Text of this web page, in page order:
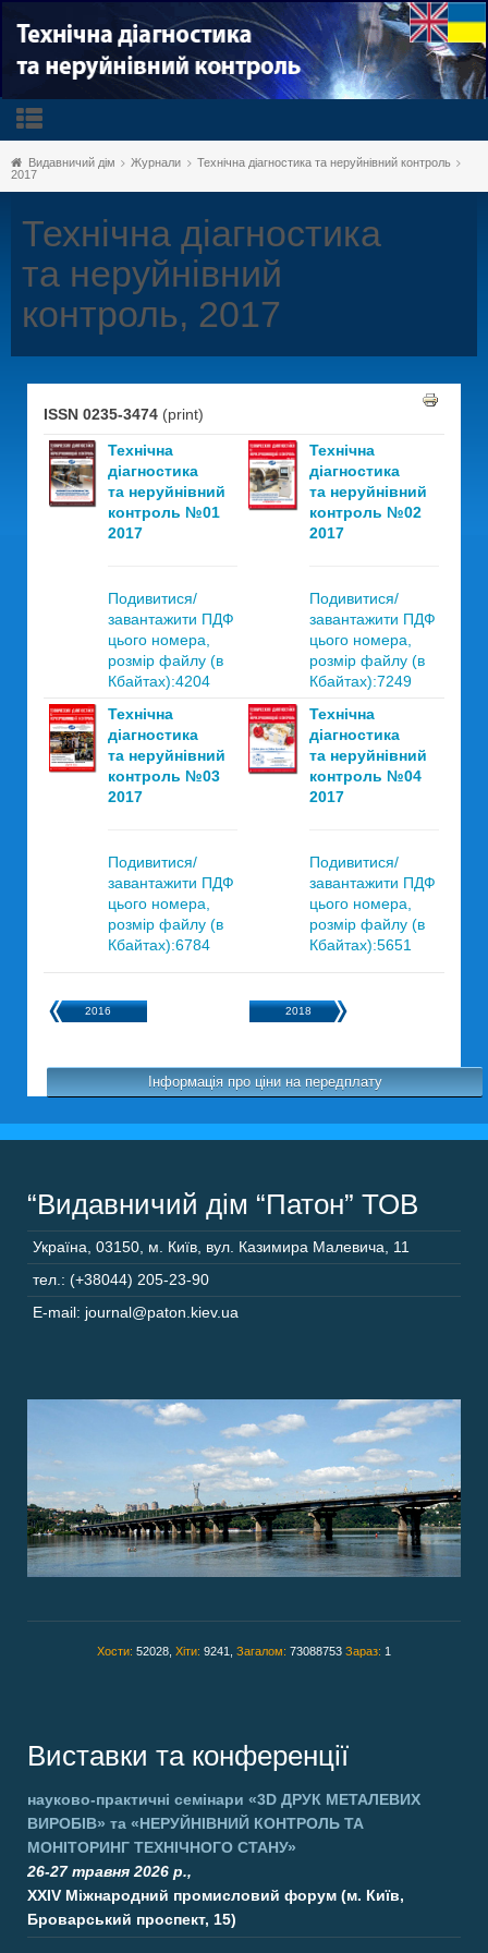
Видавничий дім Журнали
Технічна діагностика та неруйнівний контроль
2017
Технічна діагностика
та неруйнівний
контроль, 2017
ISSN 0235-3474 (print)
Технічна
діагностика
та неруйнівний
контроль №01
2017
Подивитися/
завантажити ПДФ
цього номера,
розмір файлу (в
Кбайтах):4204
Технічна
діагностика
та неруйнівний
контроль №02
2017
Подивитися/
завантажити ПДФ
цього номера,
розмір файлу (в
Кбайтах):7249
Технічна
діагностика
та неруйнівний
контроль №03
2017
Подивитися/
завантажити ПДФ
цього номера,
розмір файлу (в
Кбайтах):6784
Технічна
діагностика
та неруйнівний
контроль №04
2017
Подивитися/
завантажити ПДФ
цього номера,
розмір файлу (в
Кбайтах):5651
2016 2018
Інформація про ціни на передплату
“Видавничий дім “Патон” ТОВ
Україна 03150 м. Київ, вул. Казимира Малевича, 11
тел.: (+38044) 205-23-90
E-mail: journal@paton.kiev.ua
Хости: 52028, Хіти: 9241, Загалом: 73088753 Зараз: 1
Виставки та конференції
науково-практичні семінари «3D ДРУК МЕТАЛЕВИХ
ВИРОБІВ» та «НЕРУЙНІВНИЙ КОНТРОЛЬ ТА
МОНІТОРИНГ ТЕХНІЧНОГО СТАНУ»
26-27 травня 2026 р.,
XXIV Міжнародний промисловий форум (м. Київ,
Броварський проспект, 15)